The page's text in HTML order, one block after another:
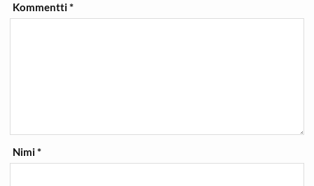
Kommentti*
Nimi*